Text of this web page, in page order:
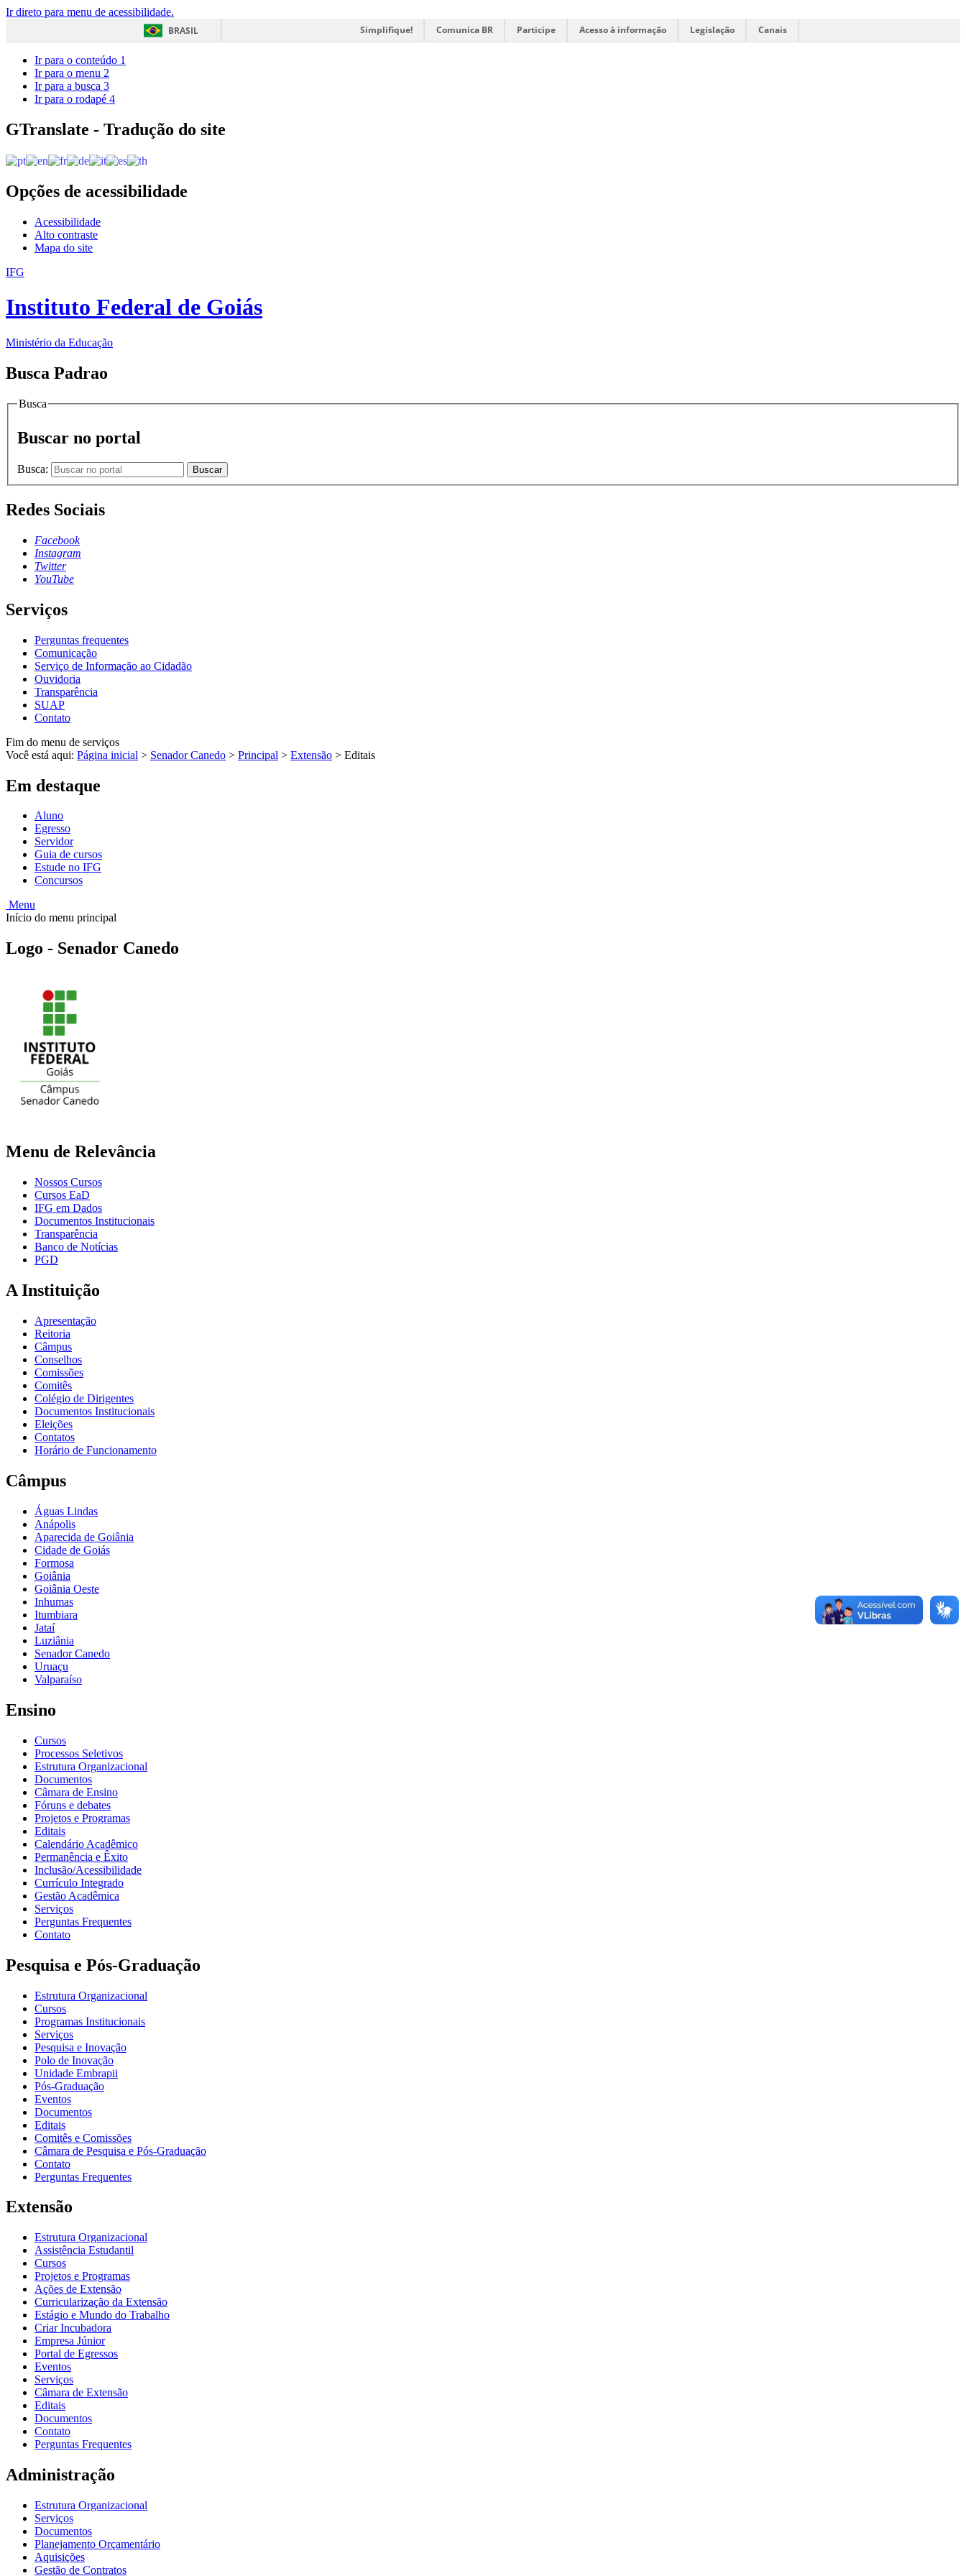
Ir direto para menu de acessibilidade.
BRASIL
Simplifique! Comunica BR Participe Acesso à informação Legislação Canais
Ir para o conteúdo 1
Ir para o menu 2
Ir para a busca 3
Ir para o rodapé 4
GTranslate - Tradução do site
Opções de acessibilidade
Acessibilidade
Alto contraste
Mapa do site
IFG
Instituto Federal de Goiás
Ministério da Educação
Busca Padrao
Busca
Buscar no portal
Busca: Buscar
Redes Sociais
Facebook
Instagram
Twitter
YouTube
Serviços
Perguntas frequentes
Comunicação
Serviço de Informação ao Cidadão
Ouvidoria
Transparência
SUAP
Contato
Fim do menu de serviços
Você está aqui: Página inicial > Senador Canedo > Principal > Extensão > Editais
Em destaque
Aluno
Egresso
Servidor
Guia de cursos
Estude no IFG
Concursos
Menu
Início do menu principal
Logo - Senador Canedo
Menu de Relevância
Nossos Cursos
Cursos EaD
IFG em Dados
Documentos Institucionais
Transparência
Banco de Notícias
PGD
A Instituição
Apresentação
Reitoria
Câmpus
Conselhos
Comissões
Comitês
Colégio de Dirigentes
Documentos Institucionais
Eleições
Contatos
Horário de Funcionamento
Câmpus
Águas Lindas
Anápolis
Aparecida de Goiânia
Cidade de Goiás
Formosa
Goiânia
Goiânia Oeste
Inhumas
Itumbiara
Jataí
Luziânia
Senador Canedo
Uruaçu
Valparaíso
Ensino
Cursos
Processos Seletivos
Estrutura Organizacional
Documentos
Câmara de Ensino
Fóruns e debates
Projetos e Programas
Editais
Calendário Acadêmico
Permanência e Êxito
Inclusão/Acessibilidade
Currículo Integrado
Gestão Acadêmica
Serviços
Perguntas Frequentes
Contato
Pesquisa e Pós-Graduação
Estrutura Organizacional
Cursos
Programas Institucionais
Serviços
Pesquisa e Inovação
Polo de Inovação
Unidade Embrapii
Pós-Graduação
Eventos
Documentos
Editais
Comitês e Comissões
Câmara de Pesquisa e Pós-Graduação
Contato
Perguntas Frequentes
Extensão
Estrutura Organizacional
Assistência Estudantil
Cursos
Projetos e Programas
Ações de Extensão
Curricularização da Extensão
Estágio e Mundo do Trabalho
Criar Incubadora
Empresa Júnior
Portal de Egressos
Eventos
Serviços
Câmara de Extensão
Editais
Documentos
Contato
Perguntas Frequentes
Administração
Estrutura Organizacional
Serviços
Documentos
Planejamento Orçamentário
Aquisições
Gestão de Contratos